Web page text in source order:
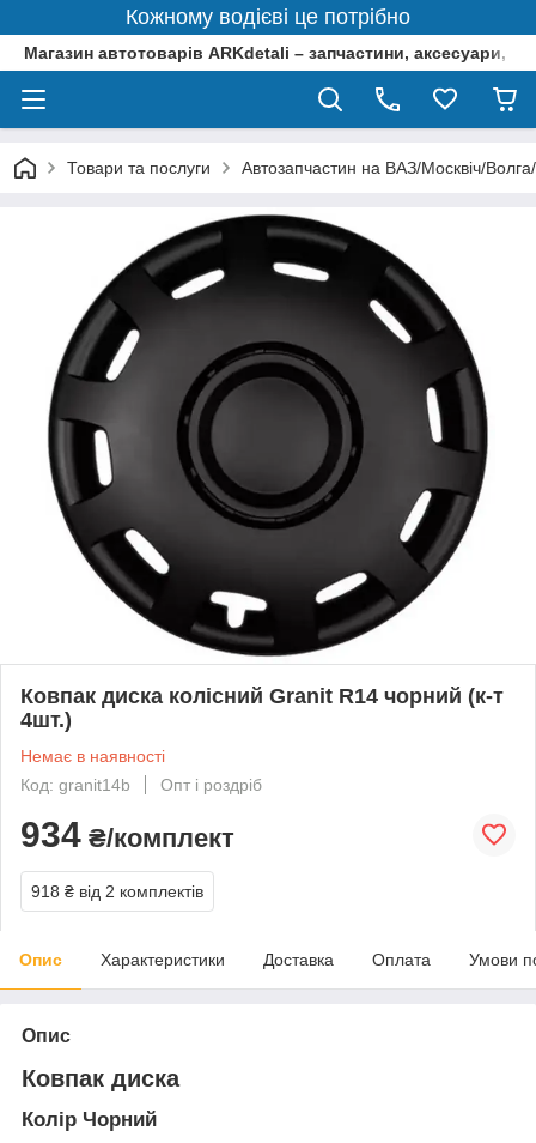
Кожному водієві це потрібно
Магазин автотоварів ARKdetali – запчастини, аксесуари,
Товари та послуги Автозапчастин на ВАЗ/Москвіч/
Ковпак диска колісний Granit R14 чорний (к-т
4шт.)
Немає в наявності
Код: granit14b
Опт і роздріб
934 ₴/комплект
918 ₴ від 2 комплектів
Опис Характеристики Доставка Оплата Умови
Опис
Ковпак диска
Колір Чорний